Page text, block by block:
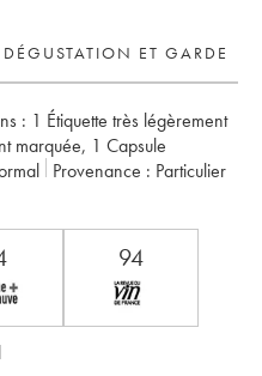
DÉGUSTATION ET GARDE
: 1 Étiquette très légèrement
marquée, 1 Capsule
Provenance : particulier
94